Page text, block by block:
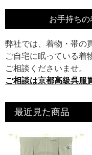
お手持ち
弊社では、着物・帯の
ご自宅に眠っている着
ご相談くださいませ。
ご相談は京都高級呉服
最近見た商品